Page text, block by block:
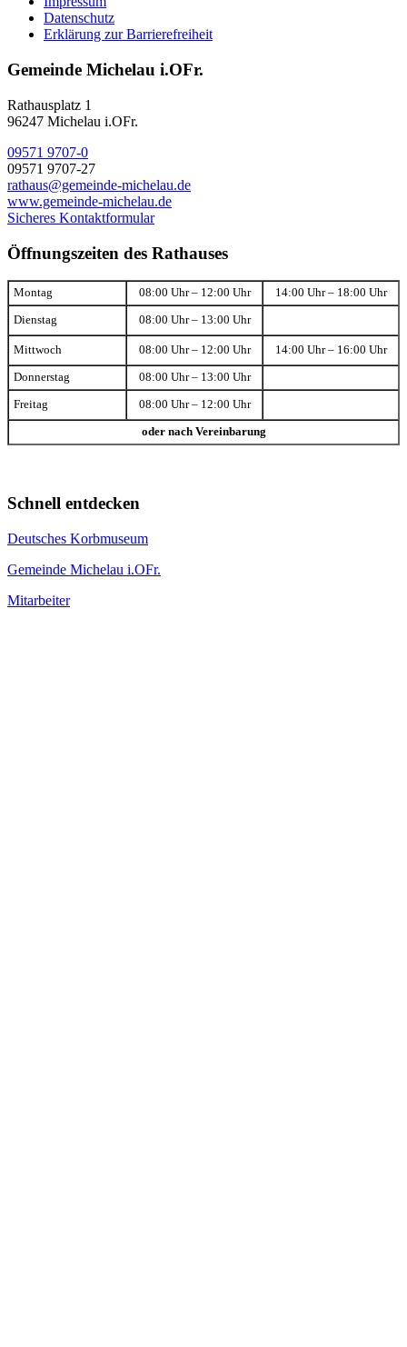
Datenschutz
Erklärung zur Barrierefreiheit
Gemeinde Michelau i.OFr.
Rathausplatz 1
96247 Michelau i.OFr.
09571 9707-0
09571 9707-27
rathaus@gemeinde-michelau.de
www.gemeinde-michelau.de
Sicheres Kontaktformular
Öffnungszeiten des Rathauses
Montag 08:00 Uhr – 12:00 Uhr 14:00 Uhr – 18:00 Uhr
Dienstag 08:00 Uhr – 13:00 Uhr
Mittwoch 08:00 Uhr – 12:00 Uhr 14:00 Uhr – 16:00 Uhr
Donnerstag 08:00 Uhr – 13:00 Uhr
Freitag 08:00 Uhr – 12:00 Uhr
oder nach Vereinbarung
Schnell entdecken
Deutsches Korbmuseum
Gemeinde Michelau i.OFr.
Mitarbeiter